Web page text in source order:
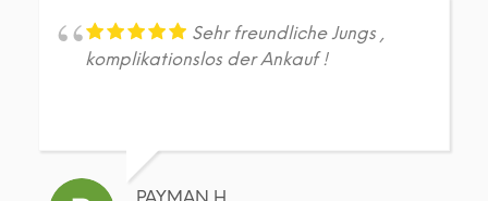
Sehr freundliche Jungs ,
komplikationslos der Ankauf !